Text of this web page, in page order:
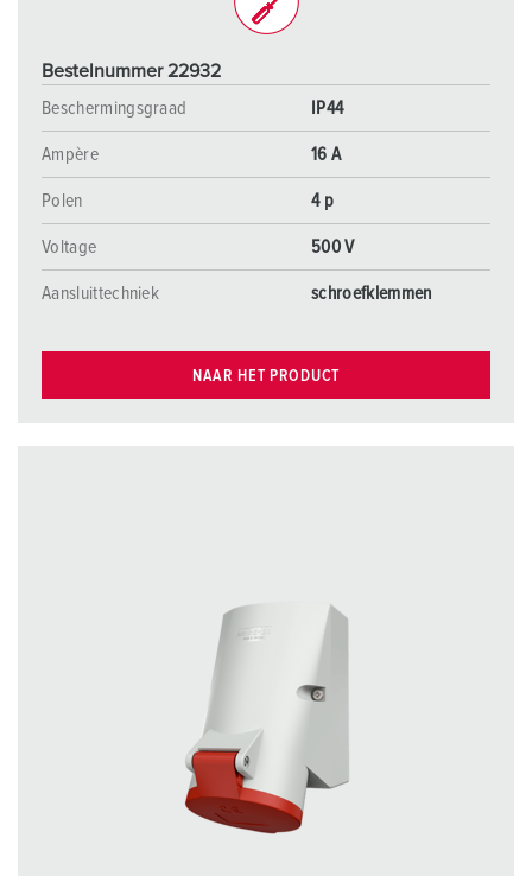
Bestelnummer 22932
Beschermingsgraad
IP44
Ampère 16 A
Polen 4 p
Voltage 500 V
Aansluittechniek schroefklemmen
NAAR HET PRODUCT